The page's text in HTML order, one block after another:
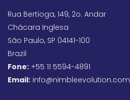
Rua Bertioga, 149, 2o. Andar
Chácara Inglesa
São Paulo, SP 04141-100
Brazil
Fone: +55 11 5594-4891
Email: info@nimbleevolution.com